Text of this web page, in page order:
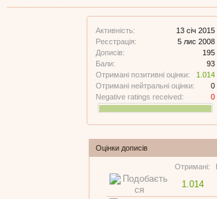
Активність:
13 січ 2015
Реєстрація:
5 лис 2008
Дописів:
195
Бали:
93
Отримані позитивні оцінки:
1.014
Отримані нейтральні оцінки:
0
Negative ratings received:
0
Оцінки дописів
Отримані:
1.014